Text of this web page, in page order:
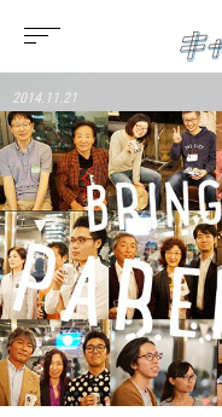
2014.11.21